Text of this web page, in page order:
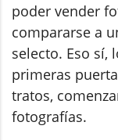
poder vender
compararse a
selecto. Eso sí,
primeras
tratos,
fotografías.